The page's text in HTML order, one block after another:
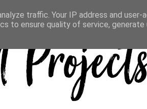
traffic. Your IP address and user-
to ensure quality of service, generate